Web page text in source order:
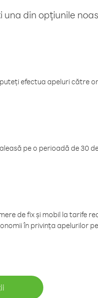
din opțiunile
efectua apeluri către
pe o perioadă de 30
de fix și mobil la tarife
în privința apelurilor